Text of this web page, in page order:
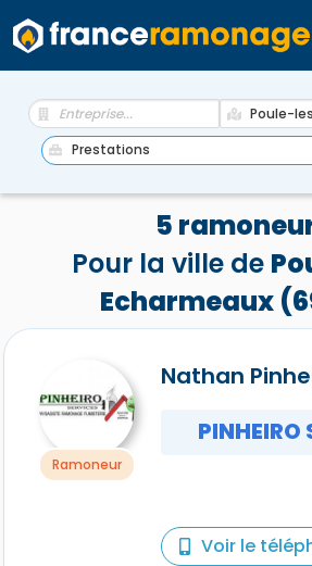
5
Pour la ville de
Echarmeaux
Ramoneur
Nathan
PINHEIRO
Voir le